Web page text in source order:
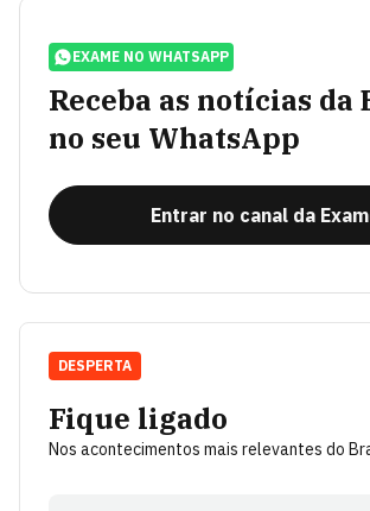
EXAME NO WHATSAPP
Receba as notícias da
no seu WhatsApp
Entrar no canal da
Fique ligado
Nos acontecimentos mais relevantes do
DESPERTA